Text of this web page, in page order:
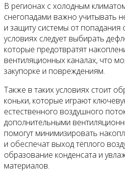
В регионах с холодным
снегопадами важно учитывать
и защиту системы от попадания
условиях следует выбирать
которые предотвратят
вентиляционных каналах, что
закупорке и повреждениям.
Также в таких условиях стоит
коньки, которые играют
естественного воздушного
дополнительными
помогут минимизировать
и обеспечат выход тёплого
образование конденсата и
материалов.